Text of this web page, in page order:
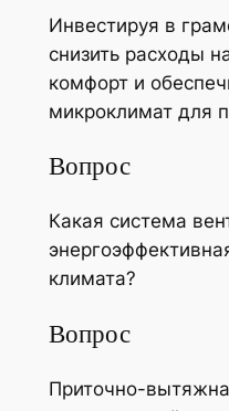
Инвестируя в
снизить расходы
комфорт и
микроклимат для
Вопрос
Какая система
климата?
Вопрос
Приточно-